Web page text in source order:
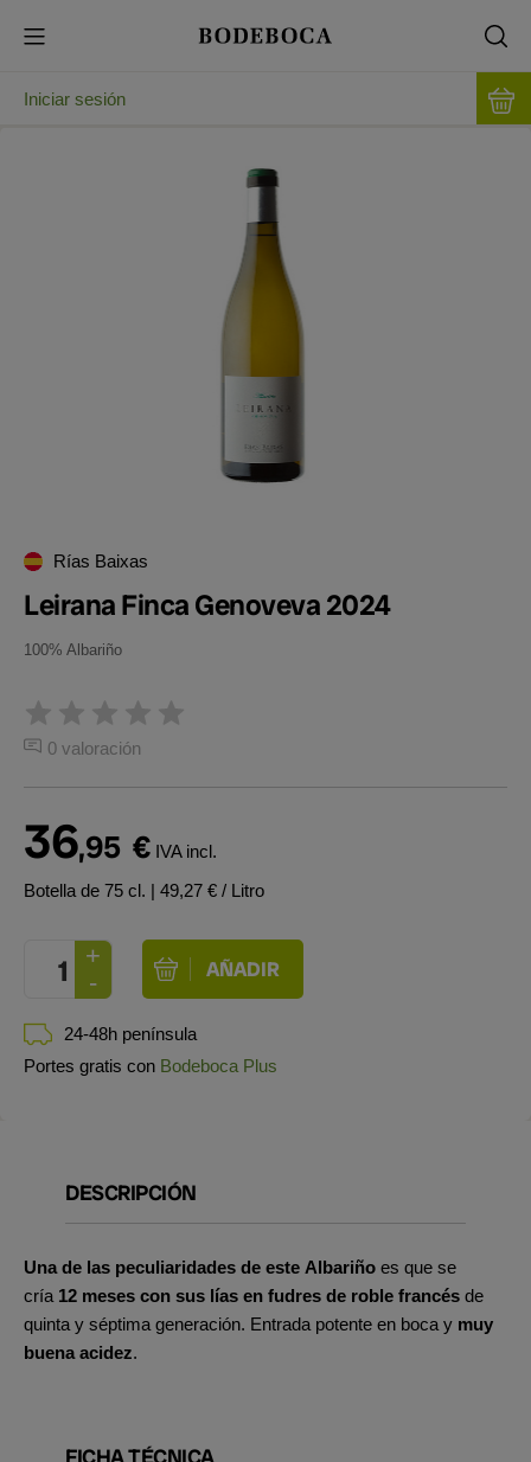
Iniciar sesión
Rías Baixas
Leirana Finca Genoveva 2024
100% Albariño
0 valoración
36,95 € IVA incl.
Botella de 75 cl. | 49,27 € / Litro
24-48h península
Portes gratis con Bodeboca Plus
DESCRIPCIÓN
Una de las peculiaridades de este Albariño es que se
cría 12 meses con sus lías en fudres de roble francés de
quinta y séptima generación. Entrada potente en boca y muy
buena acidez.